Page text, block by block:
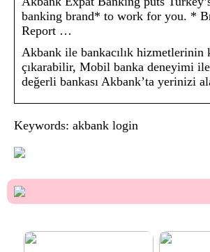
banking brand* to work for you. *
Report …
Akbank ile bankacılık hizmetlerinin
çıkarabilir, Mobil banka deneyimi
değerli bankası Akbank’ta yerinizi
Keywords: akbank login